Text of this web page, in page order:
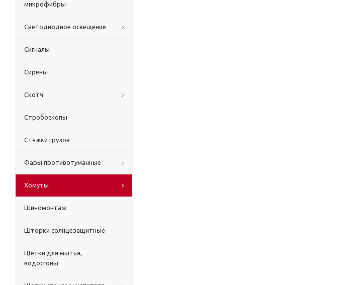
микрофибры
Светодиодное освещение
Сигналы
Сирены
Скотч
Стробоскопы
Стяжки грузов
Фары противотуманные
Хомуты
Шиномонтаж
Шторки солнцезащитные
Щетки для мытья,
водосгоны